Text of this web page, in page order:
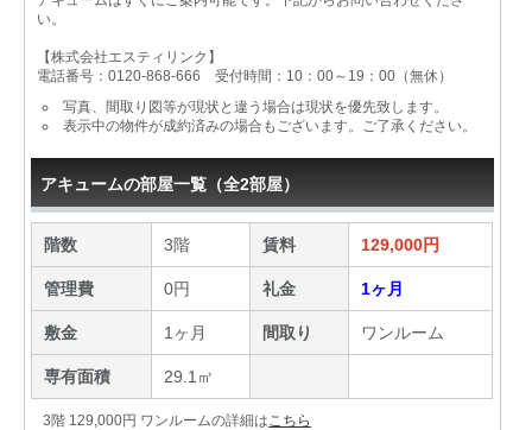
い。
【株式会社エスティリンク】
電話番号：0120-868-666 受付時間：10：00～19：00（無休）
写真、間取り図等が現状と違う場合は現状を優先致します。
表示中の物件が成約済みの場合もございます。ご了承ください。
アキュームの部屋一覧（全2部屋）
階数 3階 賃料 129,000円
管理費 0円 礼金 1ヶ月
敷金 1ヶ月 間取り ワンルーム
専有面積 29.1㎡
3階 129,000円 ワンルームの詳細は こちら